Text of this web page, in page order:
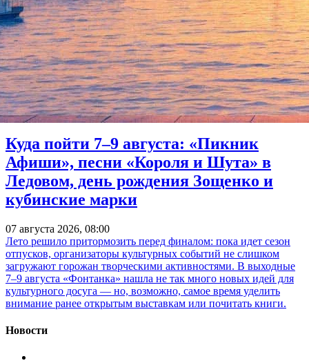
Куда пойти 7–9 августа: «Пикник
Афиши», песни «Короля и Шута» в
Ледовом, день рождения Зощенко и
кубинские марки
07 августа 2026, 08:00
Лето решило притормозить перед финалом: пока идет сезон
отпусков, организаторы культурных событий не слишком
загружают горожан творческими активностями. В выходные
7–9 августа «Фонтанка» нашла не так много новых идей для
культурного досуга — но, возможно, самое время уделить
внимание ранее открытым выставкам или почитать книги.
Новости